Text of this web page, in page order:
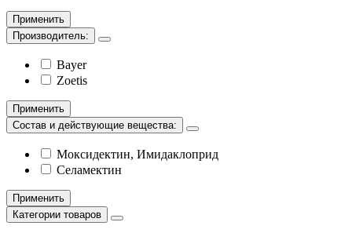
Применить
Производитель:
Bayer
Zoetis
Применить
Состав и действующие вещества:
Моксидектин, Имидаклоприд
Селамектин
Применить
Категории товаров